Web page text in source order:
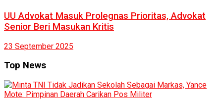
UU Advokat Masuk Prolegnas Prioritas, Advokat
Senior Beri Masukan Kritis
23 September 2025
Top News